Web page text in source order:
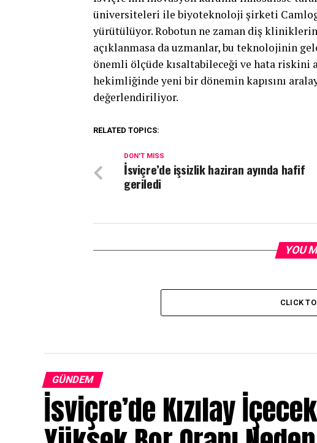
üniversiteleri ile biyoteknoloji şirketi
yürütülüyor. Robotun ne zaman diş
açıklanmasa da uzmanlar, bu teknolojinin
önemli ölçüde kısaltabileceği ve hata riskini
hekimliğinde yeni bir dönemin kapısını
değerlendiriliyor.
RELATED TOPICS:
DON'T MISS
İsviçre’de işsizlik haziran ayında hafif
geriledi
YOU
CLICK
GÜNDEM
İsviçre’de Kızılay